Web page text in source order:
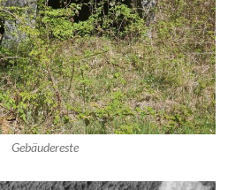
Gebäudereste